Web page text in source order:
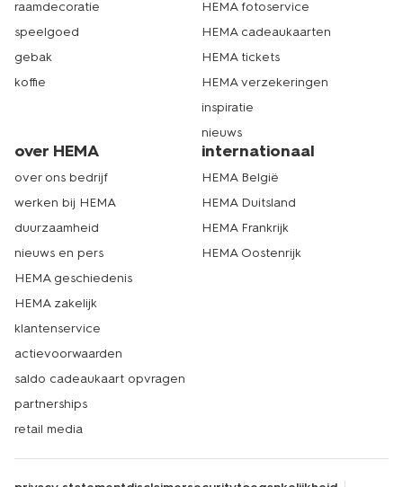
raamdecoratie
speelgoed
gebak
koffie
HEMA fotoservice
HEMA cadeaukaarten
HEMA tickets
HEMA verzekeringen
inspiratie
nieuws
over HEMA
over ons bedrijf
werken bij HEMA
duurzaamheid
nieuws en pers
HEMA geschiedenis
HEMA zakelijk
klantenservice
actievoorwaarden
saldo cadeaukaart opvragen
partnerships
retail media
internationaal
HEMA België
HEMA Duitsland
HEMA Frankrijk
HEMA Oostenrijk